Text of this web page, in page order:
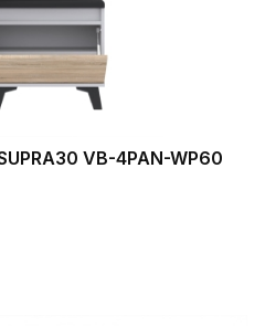
VB-4PAN-WP60